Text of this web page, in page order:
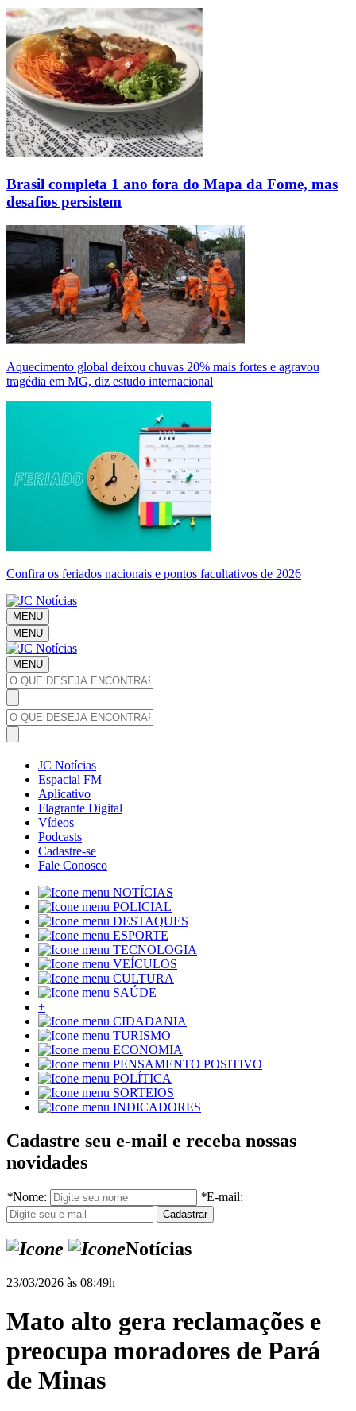
Brasil completa 1 ano fora do Mapa da Fome, mas
desafios persistem
Aquecimento global deixou chuvas 20% mais fortes e agravou
tragédia em MG, diz estudo internacional
Confira os feriados nacionais e pontos facultativos de 2026
MENU
MENU
MENU
JC Notícias
Espacial FM
Aplicativo
Flagrante Digital
Vídeos
Podcasts
Cadastre-se
Fale Conosco
NOTÍCIAS
POLICIAL
DESTAQUES
ESPORTE
TECNOLOGIA
VEÍCULOS
CULTURA
SAÚDE
+
CIDADANIA
TURISMO
ECONOMIA
PENSAMENTO POSITIVO
POLÍTICA
SORTEIOS
INDICADORES
Cadastre seu e-mail e receba nossas
novidades
*Nome: *E-mail:
Notícias
23/03/2026 às 08:49h
Mato alto gera reclamações e
preocupa moradores de Pará
de Minas